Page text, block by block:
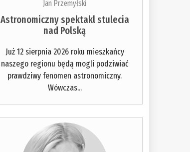
Jan Przemyłski
Astronomiczny spektakl stulecia
nad Polską
Już 12 sierpnia 2026 roku mieszkańcy
naszego regionu będą mogli podziwiać
prawdziwy fenomen astronomiczny.
Wówczas...